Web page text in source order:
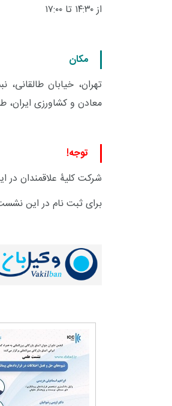
از ۱۴:۳۰ تا ۱۷:۰۰
مکان
معادن و کشاورزی ایران،
توجه!
شرکت کلیۀ علاقمندان
برای ثبت نام در این